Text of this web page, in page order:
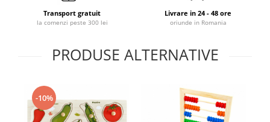
Transport gratuit
la comenzi peste 300 lei
Livrare in 24 - 48 ore
oriunde in Romania
PRODUSE ALTERNATIVE
-10%